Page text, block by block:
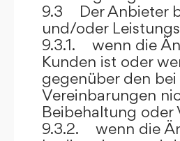
9.3 Der Anbieter
und/oder
9.3.1. wenn die
Kunden ist oder
gegenüber den
Vereinbarungen
Beibehaltung oder
9.3.2. wenn die